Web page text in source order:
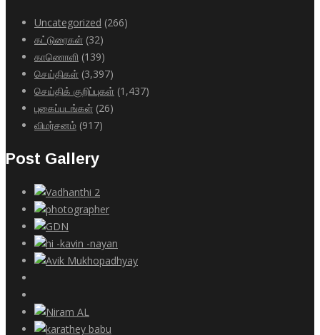
Uncategorized (266)
கட்டுரைகள் (32)
காணொளி (139)
செய்திகள் (3,397)
செய்திக் குறிப்புகள் (1,437)
புகைப்படங்கள் (26)
விமர்சனம் (917)
Post Gallery